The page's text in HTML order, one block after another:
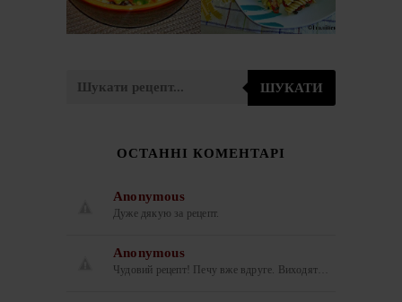
ШУКАТИ
ОСТАННІ КОМЕНТАРІ
Anonymous
Дуже дякую за рецепт.
Anonymous
Чудовий рецепт! Печу вже вдруге. Виходят…